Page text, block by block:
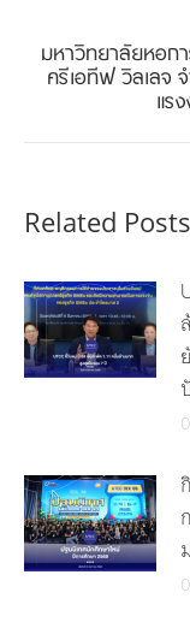
มหาวิทยาลัยหอก
ครีเอทีฟ วิลเลจ
แร
Related Posts